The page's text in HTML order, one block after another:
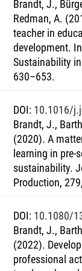
Brandt, J.,
Redman, A.
teacher in
development.
Sustainability
630–653.
DOI: 10.1016/
Brandt, J.,
(2020). A
learning in pre-
sustainability.
Production,
DOI: 10.1080/
Brandt, J.,
(2022).
professional